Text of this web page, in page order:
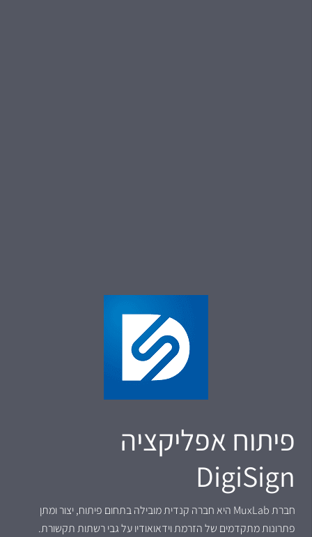
פיתוח אפליקציה
DigiSign
חברת MuxLab היא חברה קנדית מובילה בתחום פיתוח, יצור ומתן
פתרונות מתקדמים של הזרמת וידאואודיו על גבי רשתות תקשורת.